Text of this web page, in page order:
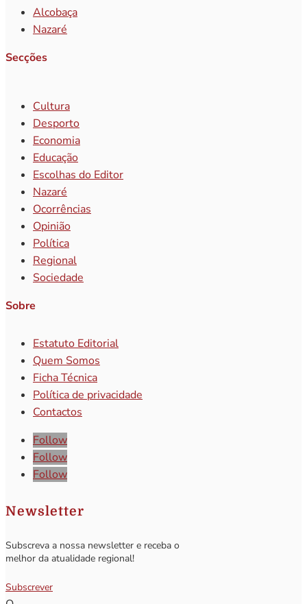
Alcobaça
Nazaré
Secções
Cultura
Desporto
Economia
Educação
Escolhas do Editor
Nazaré
Ocorrências
Opinião
Política
Regional
Sociedade
Sobre
Estatuto Editorial
Quem Somos
Ficha Técnica
Política de privacidade
Contactos
Follow
Follow
Follow
Newsletter
Subscreva a nossa newsletter e receba o
melhor da atualidade regional!
Subscrever